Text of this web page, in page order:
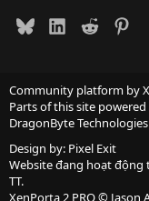
BlueskyLinkedIn
Reddit
Community platform by
Parts of this site
DragonByte Technologies
Design by: Pixel Exit
Website đang hoạt động
TT.